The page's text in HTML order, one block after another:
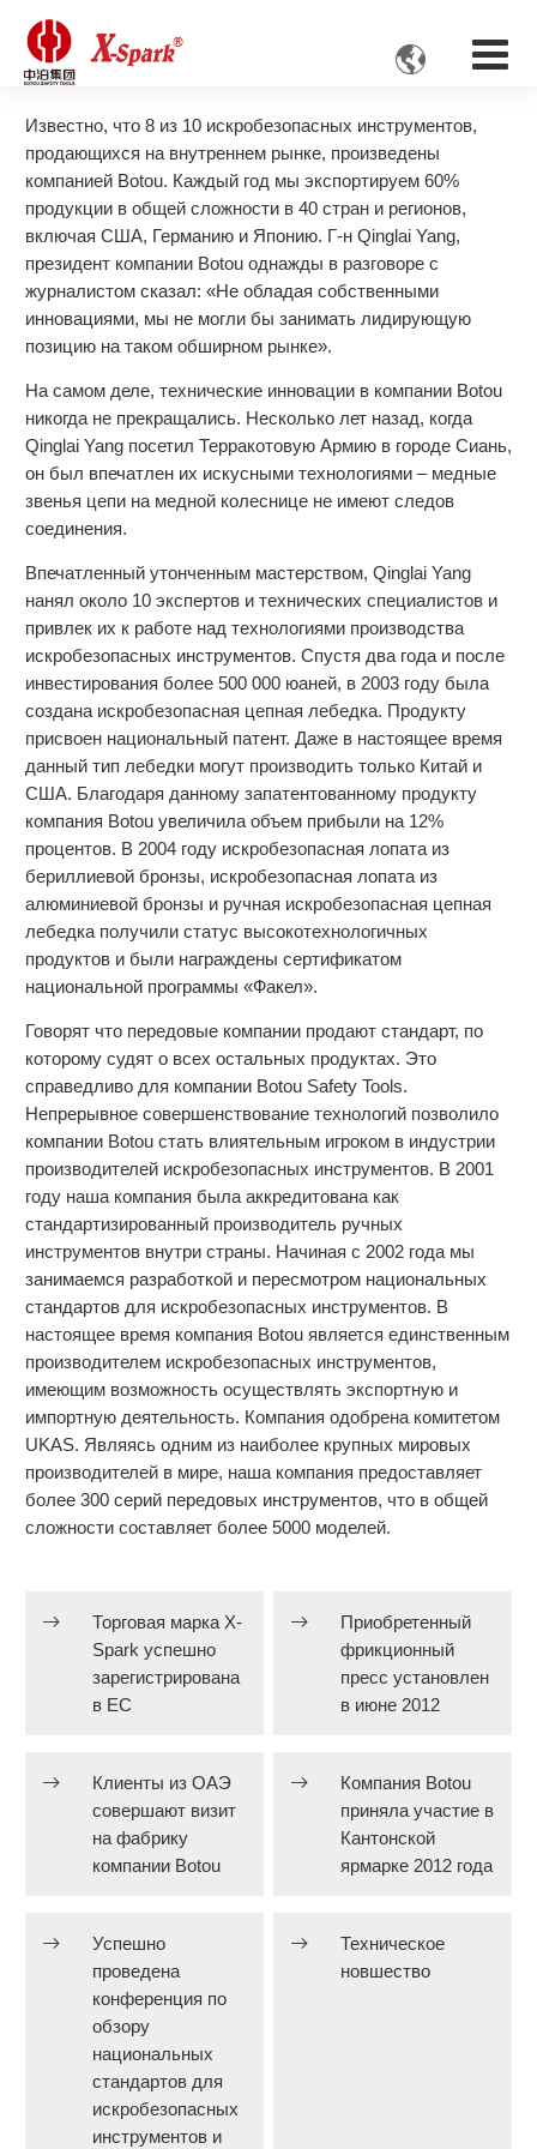

Известно, что 8 из 10 искробезопасных инструментов,
продающихся на внутреннем рынке, произведены
компанией Botou. Каждый год мы экспортируем 60%
продукции в общей сложности в 40 стран и регионов,
включая США, Германию и Японию. Г-н Qinglai Yang,
президент компании Botou однажды в разговоре с
журналистом сказал: «Не обладая собственными
инновациями, мы не могли бы занимать лидирующую
позицию на таком обширном рынке».
На самом деле, технические инновации в компании Botou
никогда не прекращались. Несколько лет назад, когда
Qinglai Yang посетил Терракотовую Армию в городе Сиань,
он был впечатлен их искусными технологиями – медные
звенья цепи на медной колеснице не имеют следов
соединения.
Впечатленный утонченным мастерством, Qinglai Yang
нанял около 10 экспертов и технических специалистов и
привлек их к работе над технологиями производства
искробезопасных инструментов. Спустя два года и после
инвестирования более 500 000 юаней, в 2003 году была
создана искробезопасная цепная лебедка. Продукту
присвоен национальный патент. Даже в настоящее время
данный тип лебедки могут производить только Китай и
США. Благодаря данному запатентованному продукту
компания Botou увеличила объем прибыли на 12%
процентов. В 2004 году искробезопасная лопата из
бериллиевой бронзы, искробезопасная лопата из
алюминиевой бронзы и ручная искробезопасная цепная
лебедка получили статус высокотехнологичных
продуктов и были награждены сертификатом
национальной программы «Факел».
Говорят что передовые компании продают стандарт, по
которому судят о всех остальных продуктах. Это
справедливо для компании Botou Safety Tools.
Непрерывное совершенствование технологий позволило
компании Botou стать влиятельным игроком в индустрии
производителей искробезопасных инструментов. В 2001
году наша компания была аккредитована как
стандартизированный производитель ручных
инструментов внутри страны. Начиная с 2002 года мы
занимаемся разработкой и пересмотром национальных
стандартов для искробезопасных инструментов. В
настоящее время компания Botou является единственным
производителем искробезопасных инструментов,
имеющим возможность осуществлять экспортную и
импортную деятельность. Компания одобрена комитетом
UKAS. Являясь одним из наиболее крупных мировых
производителей в мире, наша компания предоставляет
более 300 серий передовых инструментов, что в общей
сложности составляет более 5000 моделей.
Торговая марка X-
Spark успешно
зарегистрирована
в ЕС
Приобретенный
фрикционный
пресс установлен
в июне 2012
Клиенты из ОАЭ
совершают визит
на фабрику
компании Botou
Компания Botou
приняла участие в
Кантонской
ярмарке 2012 года
Успешно
проведена
конференция по
обзору
национальных
стандартов для
искробезопасных
инструментов и
Техническое
новшество